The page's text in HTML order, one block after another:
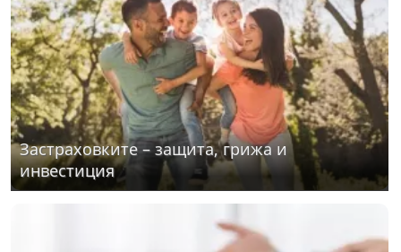
Застраховките – защита, грижа и
инвестиция